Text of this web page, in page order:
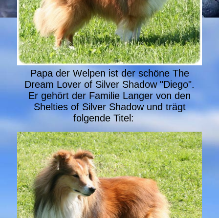
Papa der Welpen ist der schöne The
Dream Lover of Silver Shadow "Diego".
Er gehört der Familie Langer von den
Shelties of Silver Shadow und trägt
folgende Titel: